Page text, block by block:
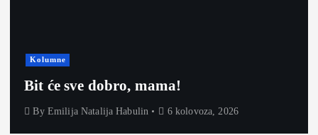
Kolumne
Bit će sve dobro, mama!
By Emilija Natalija Habulin 6 kolovoza, 2026